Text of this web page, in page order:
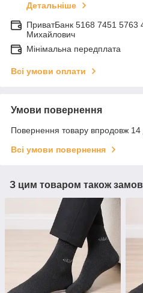
Детальніше
ПриватБанк 5168 7451 5763
Михайлович
Мінімальна передплата
Всі умови оплати
Умови повернення
Повернення товару впродовж 14
Всі умови повернення
З цим товаром також